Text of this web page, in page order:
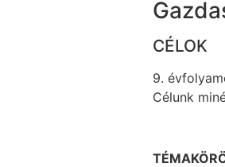
CÉLOK
9.
Célunk